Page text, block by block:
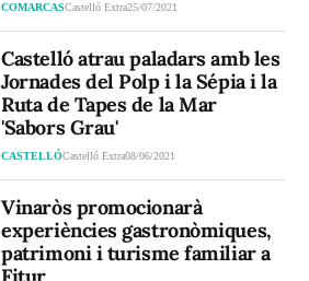
COMARCASCastelló Extra25/07/2021
Castelló atrau paladars amb les
Jornades del Polp i la Sépia i la
Ruta de Tapes de la Mar
'Sabors Grau'
CASTELLÓCastelló Extra08/06/2021
Vinaròs promocionarà
experiències gastronòmiques,
patrimoni i turisme familiar a